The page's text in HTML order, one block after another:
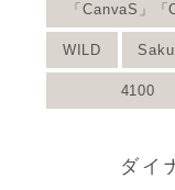
「CanvaS」「
WILD
4100
ダイ